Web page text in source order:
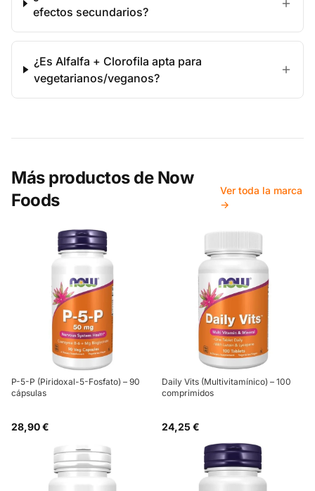
efectos secundarios?
¿Es Alfalfa + Clorofila apta para
vegetarianos/veganos?
Más productos de Now
Foods
Ver toda la marca
→
P-5-P (Piridoxal-5-Fosfato) – 90
cápsulas
28,90 €
Daily Vits (Multivitamínico) – 100
comprimidos
24,25 €